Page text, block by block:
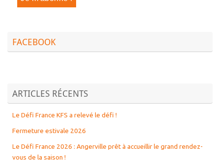
FACEBOOK
ARTICLES RÉCENTS
Le Défi France KFS a relevé le défi !
Fermeture estivale 2026
Le Défi France 2026 : Angerville prêt à accueillir le grand rendez-
vous de la saison !